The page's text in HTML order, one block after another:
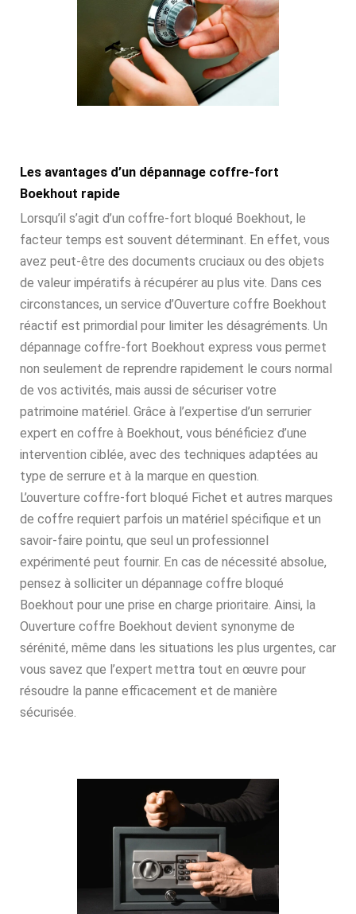
Les avantages d’un dépannage coffre-fort
Boekhout rapide
Lorsqu’il s’agit d’un coffre-fort bloqué Boekhout, le
facteur temps est souvent déterminant. En effet, vous
avez peut-être des documents cruciaux ou des objets
de valeur impératifs à récupérer au plus vite. Dans ces
circonstances, un service d’Ouverture coffre Boekhout
réactif est primordial pour limiter les désagréments. Un
dépannage coffre-fort Boekhout express vous permet
non seulement de reprendre rapidement le cours normal
de vos activités, mais aussi de sécuriser votre
patrimoine matériel. Grâce à l’expertise d’un serrurier
expert en coffre à Boekhout, vous bénéficiez d’une
intervention ciblée, avec des techniques adaptées au
type de serrure et à la marque en question.
L’ouverture coffre-fort bloqué Fichet et autres marques
de coffre requiert parfois un matériel spécifique et un
savoir-faire pointu, que seul un professionnel
expérimenté peut fournir. En cas de nécessité absolue,
pensez à solliciter un dépannage coffre bloqué
Boekhout pour une prise en charge prioritaire. Ainsi, la
Ouverture coffre Boekhout devient synonyme de
sérénité, même dans les situations les plus urgentes, car
vous savez que l’expert mettra tout en œuvre pour
résoudre la panne efficacement et de manière
sécurisée.